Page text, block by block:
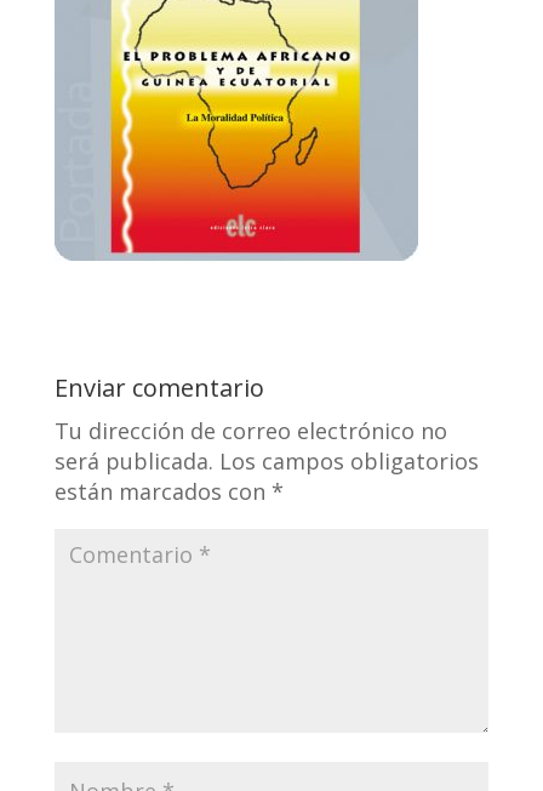
Enviar comentario
Tu dirección de correo electrónico no
será publicada. Los campos obligatorios
están marcados con *